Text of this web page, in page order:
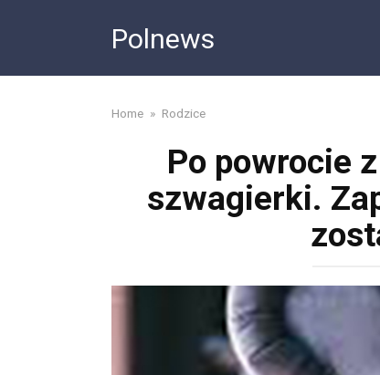
Polnews
Home » Rodzice
Po powrocie
szwagierki.